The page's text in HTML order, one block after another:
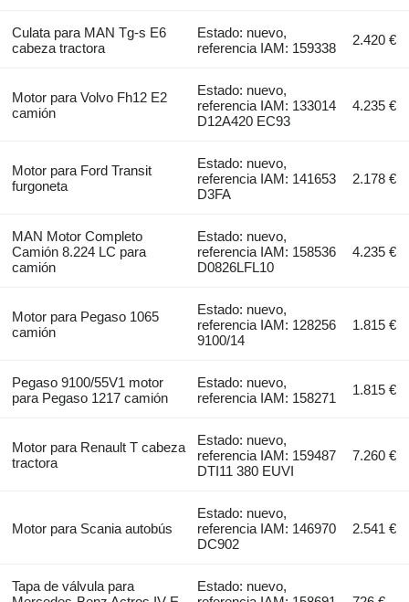
Culata para MAN Tg-s E6
cabeza tractora
Estado: nuevo,
referencia IAM: 159338
2.420 €
Motor para Volvo Fh12 E2
camión
Estado: nuevo,
referencia IAM: 133014
D12A420 EC93
4.235 €
Motor para Ford Transit
furgoneta
Estado: nuevo,
referencia IAM: 141653
D3FA
2.178 €
MAN Motor Completo
Camión 8.224 LC para
camión
Estado: nuevo,
referencia IAM: 158536
D0826LFL10
4.235 €
Motor para Pegaso 1065
camión
Estado: nuevo,
referencia IAM: 128256
9100/14
1.815 €
Pegaso 9100/55V1 motor
para Pegaso 1217 camión
Estado: nuevo,
referencia IAM: 158271
1.815 €
Motor para Renault T cabeza
tractora
Estado: nuevo,
referencia IAM: 159487
DTI11 380 EUVI
7.260 €
Motor para Scania autobús
Estado: nuevo,
referencia IAM: 146970
DC902
2.541 €
Tapa de válvula para
Estado: nuevo,